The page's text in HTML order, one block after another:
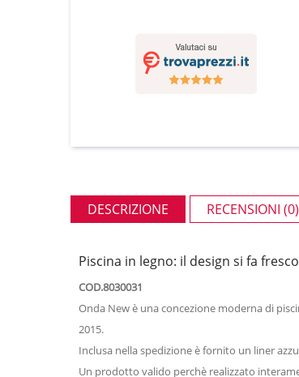
DESCRIZIONE RECENSIONI (0)
Piscina in legno: il design si fa fresco
COD.8030031
Onda New è una concezione moderna di
2015.
Inclusa nella spedizione è fornito un liner
Un prodotto valido perchè realizzato